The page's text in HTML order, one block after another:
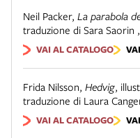
Neil Packer, La parabola
traduzione di Sara Saorin ,
VAI AL CATALOGO
Frida Nilsson, Hedvig,
traduzione di Laura
VAI AL CATALOGO